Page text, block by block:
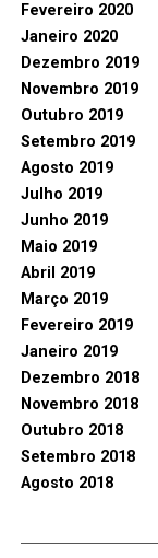
Fevereiro 2020
Janeiro 2020
Dezembro 2019
Novembro 2019
Outubro 2019
Setembro 2019
Agosto 2019
Julho 2019
Junho 2019
Maio 2019
Abril 2019
Março 2019
Fevereiro 2019
Janeiro 2019
Dezembro 2018
Novembro 2018
Outubro 2018
Setembro 2018
Agosto 2018